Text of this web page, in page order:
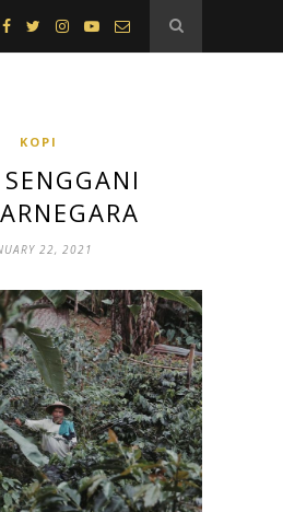
KOPI
22, 2021